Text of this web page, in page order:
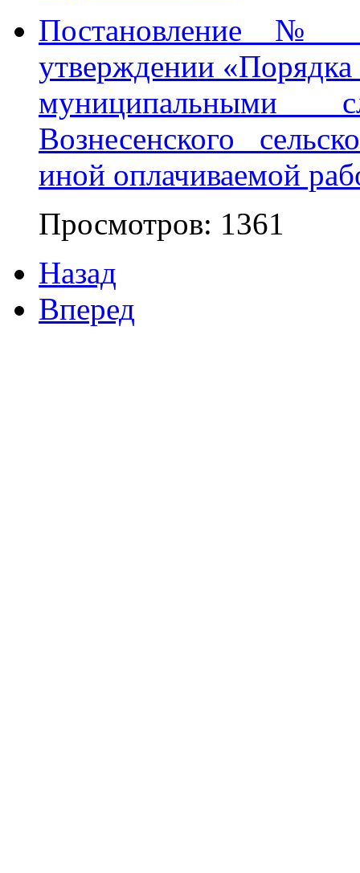
Постановление №
утверждении «Порядка
муниципальными
Вознесенского
иной оплачиваемой
Просмотров: 1361
Назад
Вперед